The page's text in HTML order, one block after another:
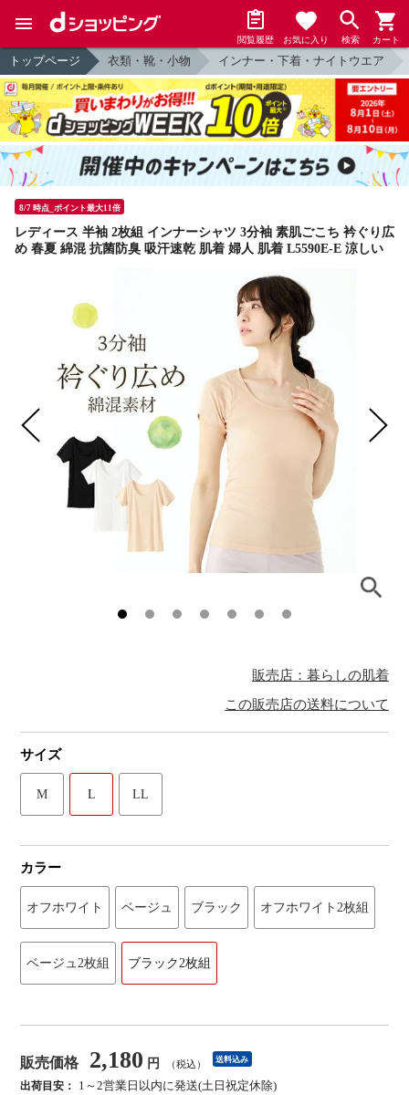
閲覧履歴 お気に入り 検索 カート
トップページ 衣類・靴・小物 インナー・下着・ナイトウエア
8/7 時点_ポイント最大11倍
レディース 半袖 2枚組 インナーシャツ 3分袖 素肌ごこち 衿ぐり広
め 春夏 綿混 抗菌防臭 吸汗速乾 肌着 婦人 肌着 L5590E-E 涼しい
販売店：暮らしの肌着
この販売店の送料について
サイズ
M L LL
カラー
オフホワイト ベージュ ブラック オフホワイト2枚組
ベージュ2枚組 ブラック2枚組
販売価格 2,180 円 （税込） 送料込み
出荷目安：
1～2営業日以内に発送(土日祝定休除)